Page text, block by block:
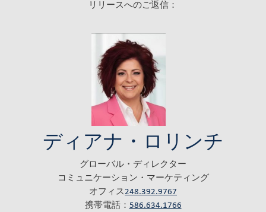
リリースへのご返信：
ディアナ・ロリンチ
グローバル・ディレクター
コミュニケーション・マーケティング
オフィス248.392.9767
携帯電話： 586.634.1766